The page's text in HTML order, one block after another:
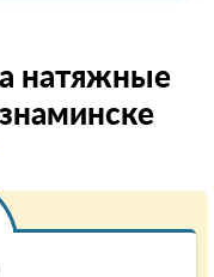
натяжные